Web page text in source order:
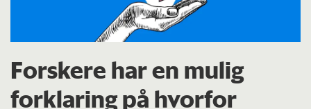
Forskere har en mulig
forklaring på hvorfor